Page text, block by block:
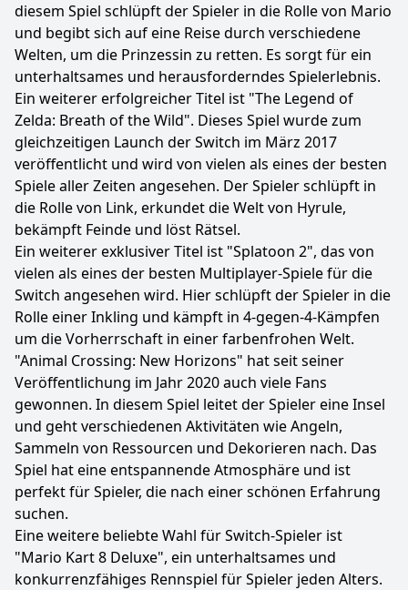
diesem Spiel schlüpft der Spieler in die Rolle von Mario
und begibt sich auf eine Reise durch verschiedene
Welten, um die Prinzessin zu retten. Es sorgt für ein
unterhaltsames und herausforderndes Spielerlebnis.
Ein weiterer erfolgreicher Titel ist "The Legend of
Zelda: Breath of the Wild". Dieses Spiel wurde zum
gleichzeitigen Launch der Switch im März 2017
veröffentlicht und wird von vielen als eines der besten
Spiele aller Zeiten angesehen. Der Spieler schlüpft in
die Rolle von Link, erkundet die Welt von Hyrule,
bekämpft Feinde und löst Rätsel.
Ein weiterer exklusiver Titel ist "Splatoon 2", das von
vielen als eines der besten Multiplayer-Spiele für die
Switch angesehen wird. Hier schlüpft der Spieler in die
Rolle einer Inkling und kämpft in 4-gegen-4-Kämpfen
um die Vorherrschaft in einer farbenfrohen Welt.
"Animal Crossing: New Horizons" hat seit seiner
Veröffentlichung im Jahr 2020 auch viele Fans
gewonnen. In diesem Spiel leitet der Spieler eine Insel
und geht verschiedenen Aktivitäten wie Angeln,
Sammeln von Ressourcen und Dekorieren nach. Das
Spiel hat eine entspannende Atmosphäre und ist
perfekt für Spieler, die nach einer schönen Erfahrung
suchen.
Eine weitere beliebte Wahl für Switch-Spieler ist
"Mario Kart 8 Deluxe", ein unterhaltsames und
konkurrenzfähiges Rennspiel für Spieler jeden Alters.